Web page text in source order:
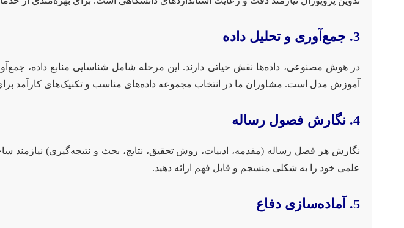
3. جمع‌آوری و تحلیل داده
آموزش مدل است. مشاوران ما در انتخاب مجموعه داده‌های مناسب و تکنیک‌های کارآمد
4. نگارش فصول رساله
نگارش هر فصل رساله (مقدمه، ادبیات، روش تحقیق، نتایج، بحث و نتیجه‌گیری)
علمی خود را به شکلی منسجم و قابل فهم ارائه دهید.
5. آماده‌سازی دفاع